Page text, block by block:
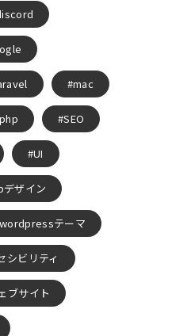
mac
SEO
UI
デザイン
テーマ
シビリティ
ブサイト